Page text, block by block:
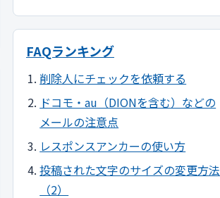
FAQランキング
削除人にチェックを依頼する
ドコモ・au（DIONを含む）などの
メールの注意点
レスポンスアンカーの使い方
投稿された文字のサイズの変更方法
（2）